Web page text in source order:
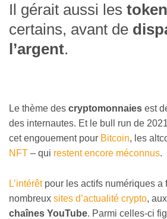
Il gérait aussi les
certains, avant de
l’argent.
Le thème des cryptomonnaies est
des internautes. Et le bull run de
cet engouement pour Bitcoin, les
NFT – qui restent encore méconnus.
L’intérêtpour les actifs numériques a
nombreux sites d’actualité crypto,
chaînes YouTube. Parmi celles-ci